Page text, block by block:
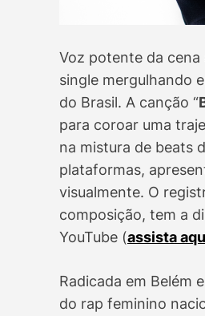
Voz potente da
single mergulhando
do Brasil. A canção “
para coroar uma
na mistura de beats
plataformas,
visualmente. O
composição, tem a
YouTube (assista
Radicada em Belém
do rap feminino